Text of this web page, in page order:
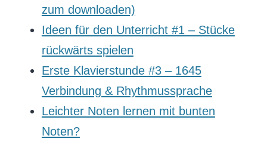
zum downloaden)
Ideen für den Unterricht #1 – Stücke
rückwärts spielen
Erste Klavierstunde #3 – 1645
Verbindung & Rhythmussprache
Leichter Noten lernen mit bunten
Noten?